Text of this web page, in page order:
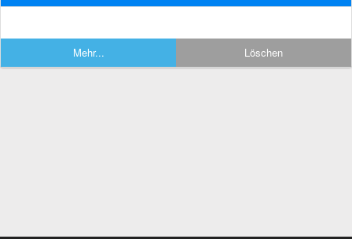
Mehr... Löschen